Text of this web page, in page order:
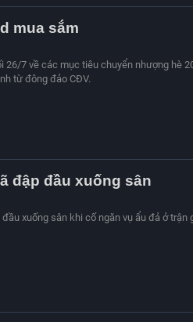
mua sắm
7 về các mục tiêu chuyển nhượng hè
từ đông đảo CĐV.
đập đầu xuống sân
xuống sân khi cố ngăn vụ ẩu đả ở trận